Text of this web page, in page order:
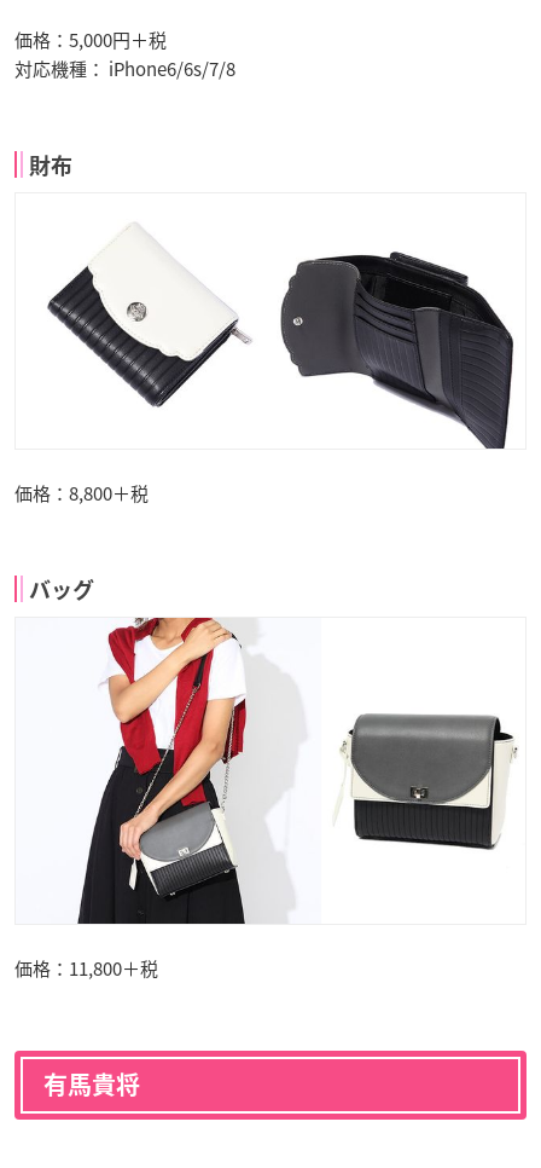
価格：5,000円＋税
対応機種： iPhone6/6s/7/8
財布
価格：8,800＋税
バッグ
価格：11,800＋税
有馬貴将